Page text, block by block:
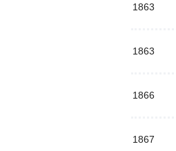
1863
1863
1866
1867